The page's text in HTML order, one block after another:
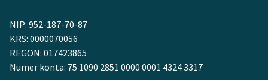
O projekcie
Zespół
NIP: 952-187-70-87
KRS: 0000070056
REGON: 017423865
Numer konta: 75 1090 2851 0000 0001 4324 3317